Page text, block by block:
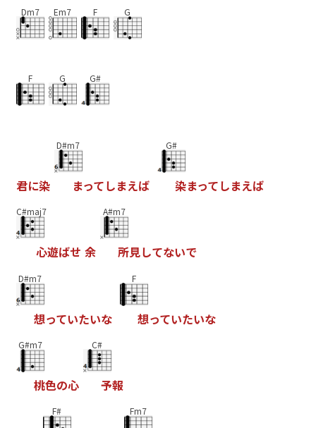
Dm7 Em7 F G
F G G#
君に染
D#m7
まってしまえば
G#
染まってしまえば
C#maj7
心遊ばせ 余
A#m7
所見してないで
D#m7
想っていたいな
F
想っていたいな
G#m7
桃色の心
C#
予報
F# Fm7